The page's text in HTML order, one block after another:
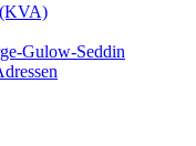
(KVA)
Gulow-Seddin